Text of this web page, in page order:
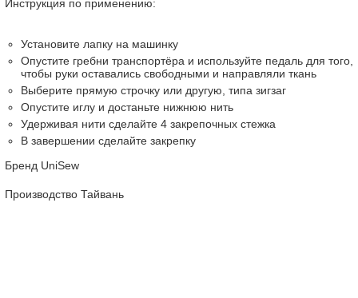
Инструкция по применению:
Установите лапку на машинку
Опустите гребни транспортёра и используйте педаль для того,
чтобы руки оставались свободными и направляли ткань
Выберите прямую строчку или другую, типа зигзаг
Опустите иглу и достаньте нижнюю нить
Удерживая нити сделайте 4 закрепочных стежка
В завершении сделайте закрепку
Бренд UniSew
Производство Тайвань